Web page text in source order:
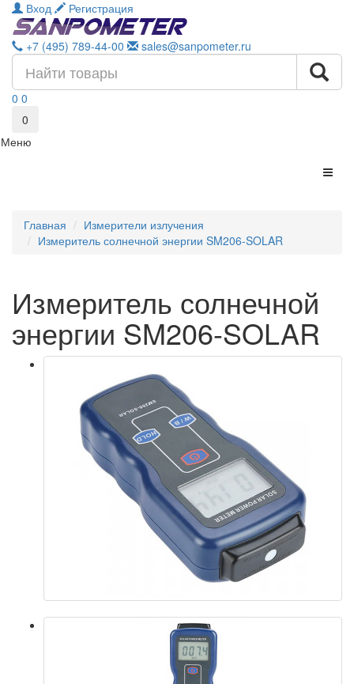
Вход Регистрация
+7 (495) 789-44-00 sales@sanpometer.ru
0 0
0
Меню
Главная
Измерители излучения
Измеритель солнечной энергии SM206-SOLAR
Измеритель солнечной
энергии SM206-SOLAR